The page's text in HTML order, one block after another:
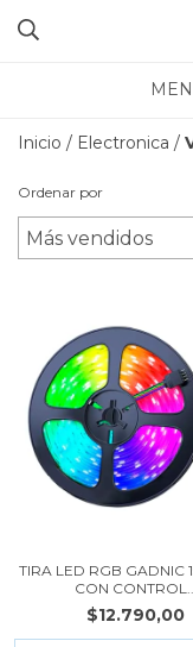
Inicio / Electronica /
Ordenar por
TIRA LED RGB GADNIC
CON
$12.790,00